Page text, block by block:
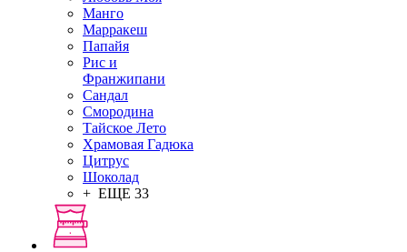
Манго
Марракеш
Папайя
Рис и
Франжипани
Сандал
Смородина
Тайское Лето
Храмовая Гадюка
Цитрус
Шоколад
+ ЕЩЕ 33